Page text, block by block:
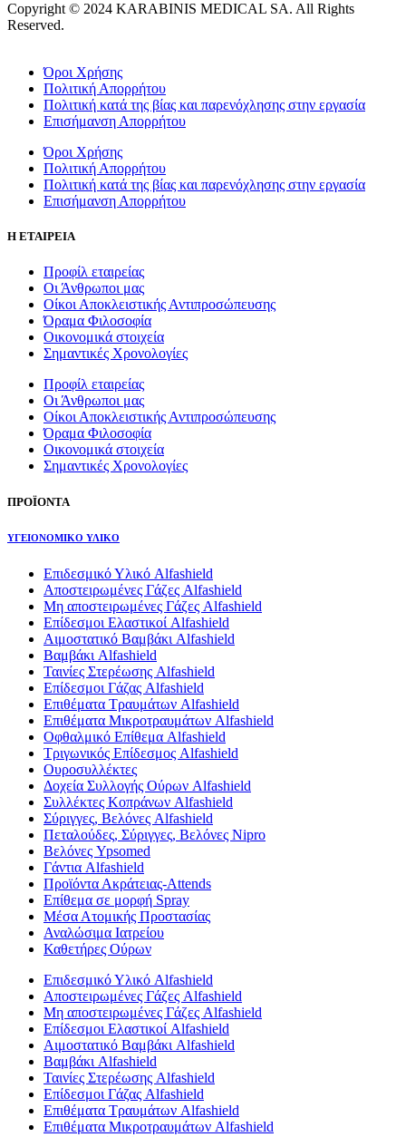
Copyright © 2024 KARABINIS MEDICAL SA. All Rights
Reserved.
Όροι Χρήσης
Πολιτική Απορρήτου
Πολιτική κατά της βίας και παρενόχλησης στην εργασία
Επισήμανση Απορρήτου
Όροι Χρήσης
Πολιτική Απορρήτου
Πολιτική κατά της βίας και παρενόχλησης στην εργασία
Επισήμανση Απορρήτου
Η ΕΤΑΙΡΕΙΑ
Προφίλ εταιρείας
Οι Άνθρωποι μας
Οίκοι Αποκλειστικής Αντιπροσώπευσης
Όραμα Φιλοσοφία
Οικονομικά στοιχεία
Σημαντικές Χρονολογίες
Προφίλ εταιρείας
Οι Άνθρωποι μας
Οίκοι Αποκλειστικής Αντιπροσώπευσης
Όραμα Φιλοσοφία
Οικονομικά στοιχεία
Σημαντικές Χρονολογίες
ΠΡΟΪΟΝΤΑ
ΥΓΕΙΟΝΟΜΙΚΟ ΥΛΙΚΟ
Επιδεσμικό Υλικό Alfashield
Αποστειρωμένες Γάζες Alfashield
Μη αποστειρωμένες Γάζες Alfashield
Επίδεσμοι Ελαστικοί Alfashield
Αιμοστατικό Βαμβάκι Alfashield
Βαμβάκι Alfashield
Ταινίες Στερέωσης Alfashield
Επίδεσμοι Γάζας Alfashield
Επιθέματα Τραυμάτων Alfashield
Επιθέματα Μικροτραυμάτων Alfashield
Οφθαλμικό Eπίθεμα Alfashield
Τριγωνικός Επίδεσμος Alfashield
Ουροσυλλέκτες
Δοχεία Συλλογής Ούρων Alfashield
Συλλέκτες Κοπράνων Alfashield
Σύριγγες, Βελόνες Alfashield
Πεταλούδες, Σύριγγες, Βελόνες Nipro
Βελόνες Ypsomed
Γάντια Alfashield
Προϊόντα Ακράτειας-Attends
Επίθεμα σε μορφή Spray
Μέσα Ατομικής Προστασίας
Αναλώσιμα Ιατρείου
Καθετήρες Ούρων
Επιδεσμικό Υλικό Alfashield
Αποστειρωμένες Γάζες Alfashield
Μη αποστειρωμένες Γάζες Alfashield
Επίδεσμοι Ελαστικοί Alfashield
Αιμοστατικό Βαμβάκι Alfashield
Βαμβάκι Alfashield
Ταινίες Στερέωσης Alfashield
Επίδεσμοι Γάζας Alfashield
Επιθέματα Τραυμάτων Alfashield
Επιθέματα Μικροτραυμάτων Alfashield